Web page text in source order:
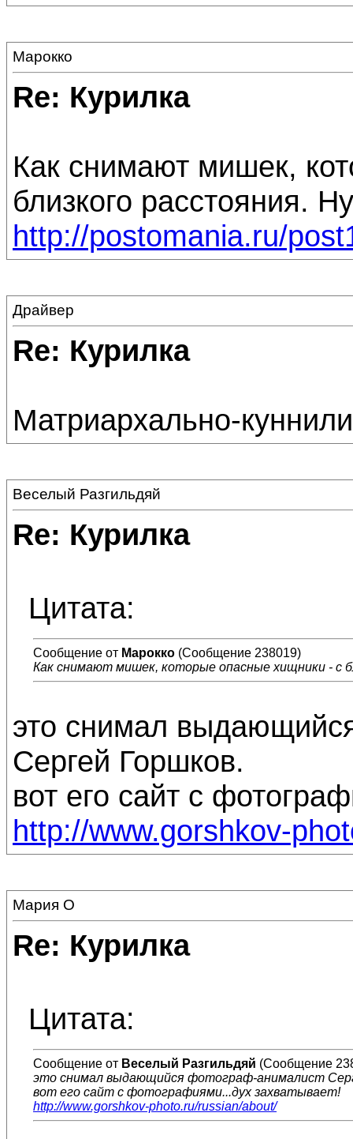
Марокко
Re: Курилка
Как снимают мишек,
близкого расстояния.
http://postomania.ru/
Драйвер
Re: Курилка
Матриархально-
Веселый Разгильдяй
Re: Курилка
Цитата:
Сообщение от Марокко (Сообщение 238019)
Как снимают мишек, которые опасные хищники - с
это снимал
Сергей Горшков.
вот его сайт с
http://www.gorshkov-
Мария О
Re: Курилка
Цитата:
Сообщение от Веселый Разгильдяй (Сообщение
это снимал выдающийся фотограф-анималист
вот его сайт с фотографиями...дух захватывает!
http://www.gorshkov-photo.ru/russian/about/